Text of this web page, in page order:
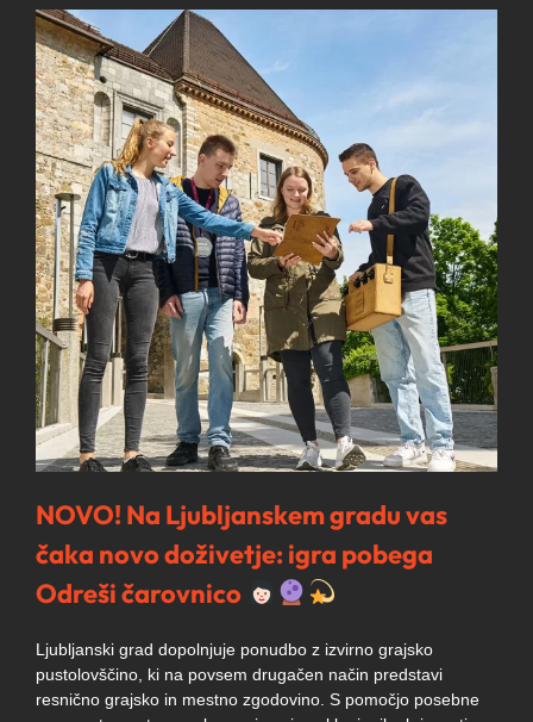
NOVO! Na Ljubljanskem gradu vas
čaka novo doživetje: igra pobega
Odreši čarovnico
Ljubljanski grad dopolnjuje ponudbo z izvirno grajsko
pustolovščino, ki na povsem drugačen način predstavi
resnično grajsko in mestno zgodovino. S pomočjo posebne